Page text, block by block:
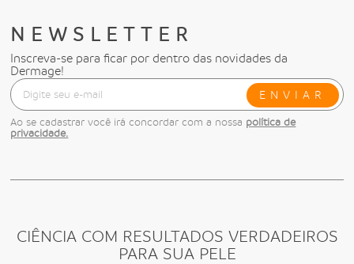
NEWSLETTER
Inscreva-se para ficar por dentro das novidades da
Dermage!
ENVIAR
Ao se cadastrar você irá concordar com a nossa política de
privacidade.
CIÊNCIA COM RESULTADOS VERDADEIROS
PARA SUA PELE